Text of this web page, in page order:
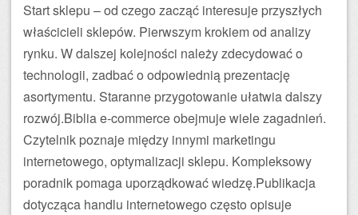
Start sklepu – od czego zacząć interesuje przyszłych
właścicieli sklepów. Pierwszym krokiem od analizy
rynku. W dalszej kolejności należy zdecydować o
technologii, zadbać o odpowiednią prezentację
asortymentu. Staranne przygotowanie ułatwia dalszy
rozwój.Biblia e-commerce obejmuje wiele zagadnień.
Czytelnik poznaje między innymi marketingu
internetowego, optymalizacji sklepu. Kompleksowy
poradnik pomaga uporządkować wiedzę.Publikacja
dotycząca handlu internetowego często opisuje